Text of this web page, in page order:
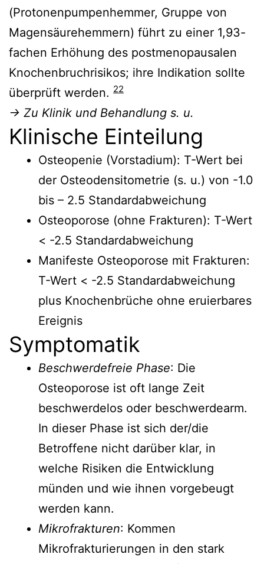
(Protonenpumpenhemmer, Gruppe von
Magensäurehemmern) führt zu einer 1,93-
fachen Erhöhung des postmenopausalen
Knochenbruchrisikos; ihre Indikation sollte
überprüft werden. 22
→ Zu Klinik und Behandlung s. u.
Klinische Einteilung
Osteopenie (Vorstadium): T-Wert bei
der Osteodensitometrie (s. u.) von -1.0
bis – 2.5 Standardabweichung
Osteoporose (ohne Frakturen): T-Wert
< -2.5 Standardabweichung
Manifeste Osteoporose mit Frakturen:
T-Wert < -2.5 Standardabweichung
plus Knochenbrüche ohne eruierbares
Ereignis
Symptomatik
Beschwerdefreie Phase: Die
Osteoporose ist oft lange Zeit
beschwerdelos oder beschwerdearm.
In dieser Phase ist sich der/die
Betroffene nicht darüber klar, in
welche Risiken die Entwicklung
münden und wie ihnen vorgebeugt
werden kann.
Mikrofrakturen: Kommen
Mikrofrakturierungen in den stark